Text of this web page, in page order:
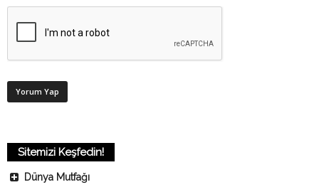
Sitemizi Keşfedin!
Dünya Mutfağı